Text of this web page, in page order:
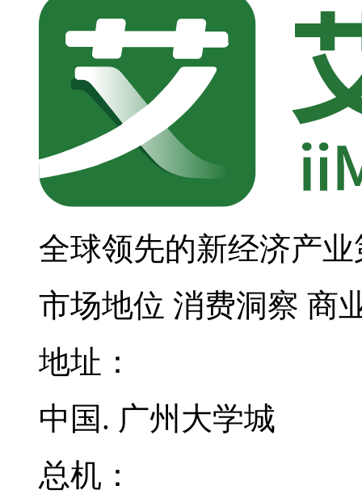
全球领先的新经济产
市场地位 消费洞察 商
地址：
中国. 广州大学城
总机：